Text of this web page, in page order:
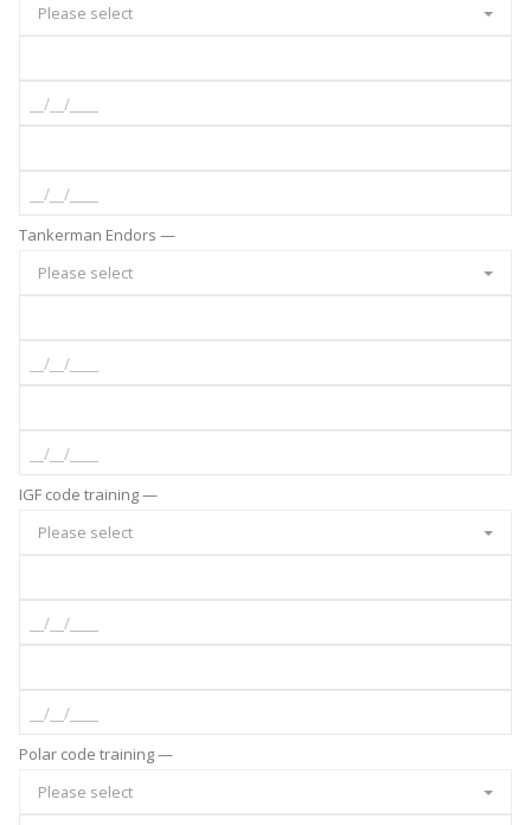
Please select
Tankerman Endors —
Please select
IGF code training —
Please select
Polar code training —
Please select